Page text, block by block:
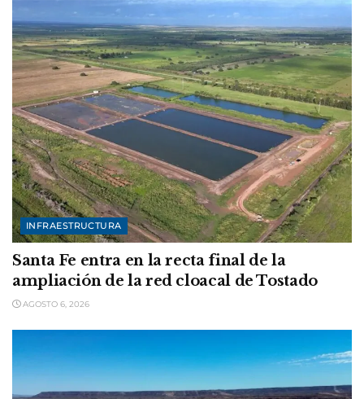
INFRAESTRUCTURA
Santa Fe entra en la recta final de la
ampliación de la red cloacal de Tostado
AGOSTO 6, 2026